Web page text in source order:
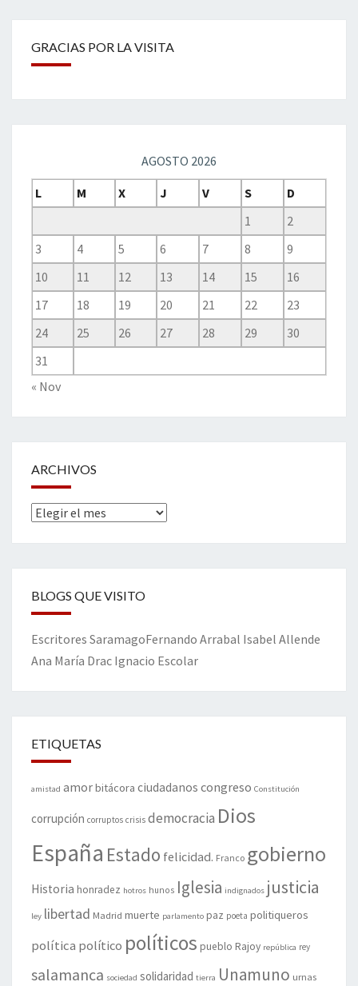
GRACIAS POR LA VISITA
AGOSTO 2026
L
M X J V S
D
1
2
3
4 5 6 7 8
9
10
11 12 13 14 15
16
17
18 19 20 21 22
23
24
25 26 27 28 29
30
31
« Nov
ARCHIVOS
Archivos
BLOGS QUE VISITO
Escritores SaramagoFernando Arrabal Isabel Allende
Ana María Drac Ignacio Escolar
ETIQUETAS
amistad amorbitácora ciudadanos congreso Constitución
corrupción corruptos crisis democracia Dios
España Estado felicidad. Franco gobierno
Historia honradez hotros hunos Iglesia indignados justicia
ley libertad Madrid muerte parlamento paz poeta politiqueros
política político políticos pueblo Rajoy república rey
salamanca sociedad solidaridad tierra Unamuno urnas